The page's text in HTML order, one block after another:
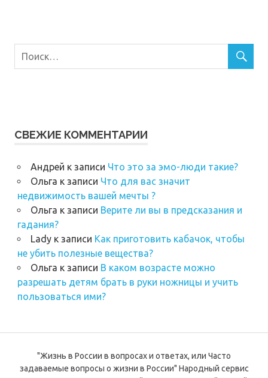
СВЕЖИЕ КОММЕНТАРИИ
Андрей к записи Что это за эмо-люди такие?
Ольга к записи Что для вас значит
недвижимость вашей мечты ?
Ольга к записи Верите ли вы в предсказания и
гадания?
Ladyк записи Как приготовить кабачок, чтобы
не убить полезные вещества?
Ольга к записи В каком возрасте можно
разрешать детям брать в руки ножницы и учить
пользоваться ими?
"Жизнь в России в вопросах и ответах, или Часто
задаваемые вопросы о жизни в России" Народный сервис